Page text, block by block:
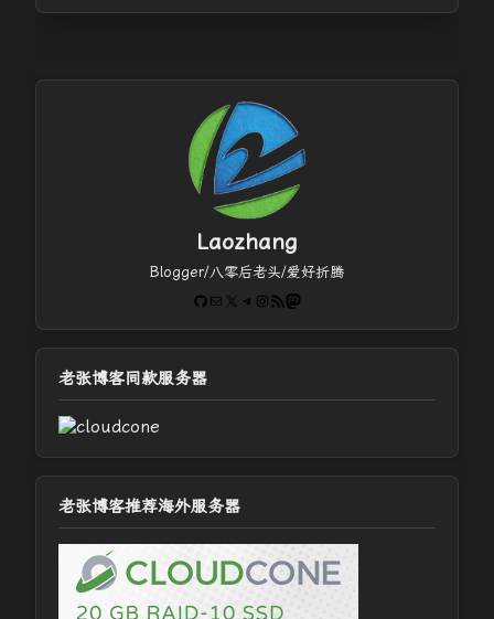
Laozhang
Blogger/八零后老头/爱好折腾
GitHub
电子邮件 X Telegram
Instagram
RSS FeedMastodon
老张博客同款服务器
老张博客推荐海外服务器